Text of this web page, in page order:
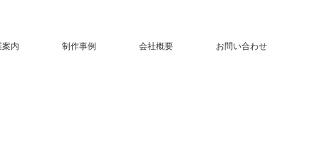
案内 制作事例 会社概要 お問い合わせ